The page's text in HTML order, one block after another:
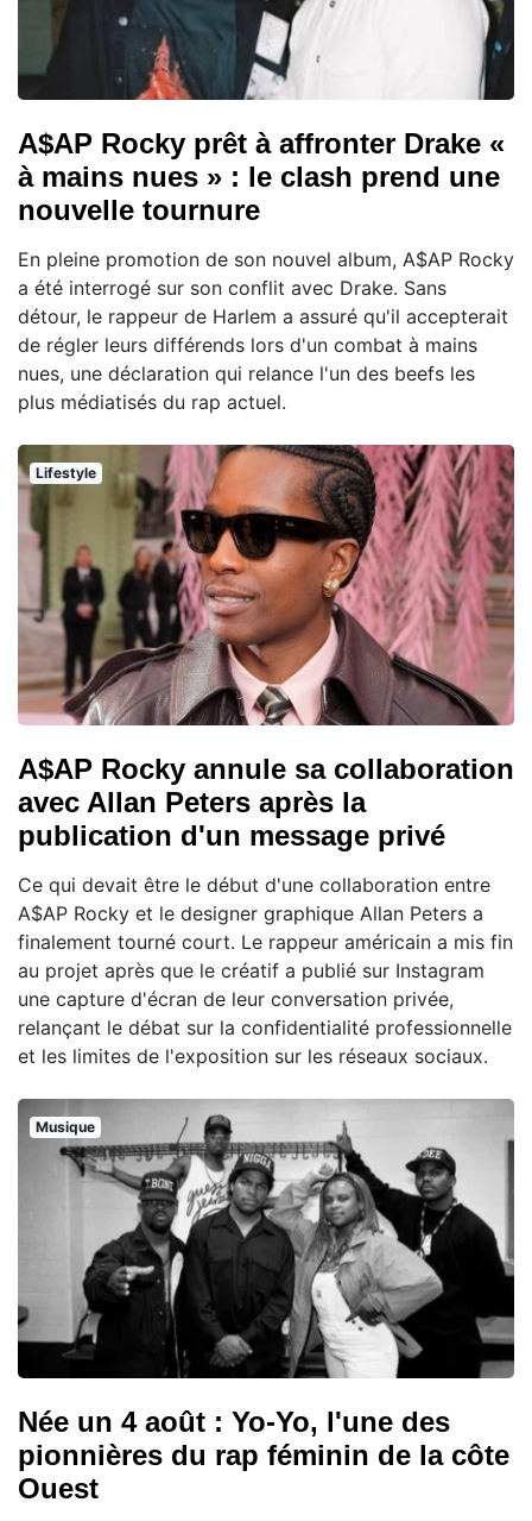
A$AP Rocky prêt à affronter Drake «
à mains nues » : le clash prend une
nouvelle tournure
En pleine promotion de son nouvel album, A$AP Rocky
a été interrogé sur son conflit avec Drake. Sans
détour, le rappeur de Harlem a assuré qu'il accepterait
de régler leurs différends lors d'un combat à mains
nues, une déclaration qui relance l'un des beefs les
plus médiatisés du rap actuel.
Lifestyle
A$AP Rocky annule sa collaboration
avec Allan Peters après la
publication d'un message privé
Ce qui devait être le début d'une collaboration entre
A$AP Rocky et le designer graphique Allan Peters a
finalement tourné court. Le rappeur américain a mis fin
au projet après que le créatif a publié sur Instagram
une capture d'écran de leur conversation privée,
relançant le débat sur la confidentialité professionnelle
et les limites de l'exposition sur les réseaux sociaux.
Musique
Née un 4 août : Yo-Yo, l'une des
pionnières du rap féminin de la côte
Ouest